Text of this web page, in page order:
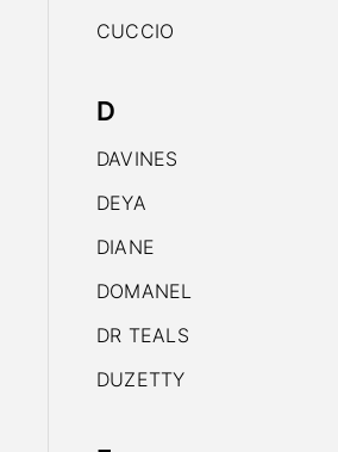
CUCCIO
D
DAVINES
DEYA
DIANE
DOMANEL
DR TEALS
DUZETTY